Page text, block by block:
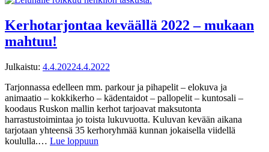
Kerhotarjontaa keväällä 2022 – mukaan
mahtuu!
Julkaistu: 4.4.20224.4.2022
Tarjonnassa edelleen mm. parkour ja pihapelit – elokuva ja
animaatio – kokkikerho – kädentaidot – pallopelit – kuntosali –
koodaus Ruskon mallin kerhot tarjoavat maksutonta
harrastustoimintaa jo toista lukuvuotta. Kuluvan kevään aikana
tarjotaan yhteensä 35 kerhoryhmää kunnan jokaisella viidellä
koululla.… Lue loppuun